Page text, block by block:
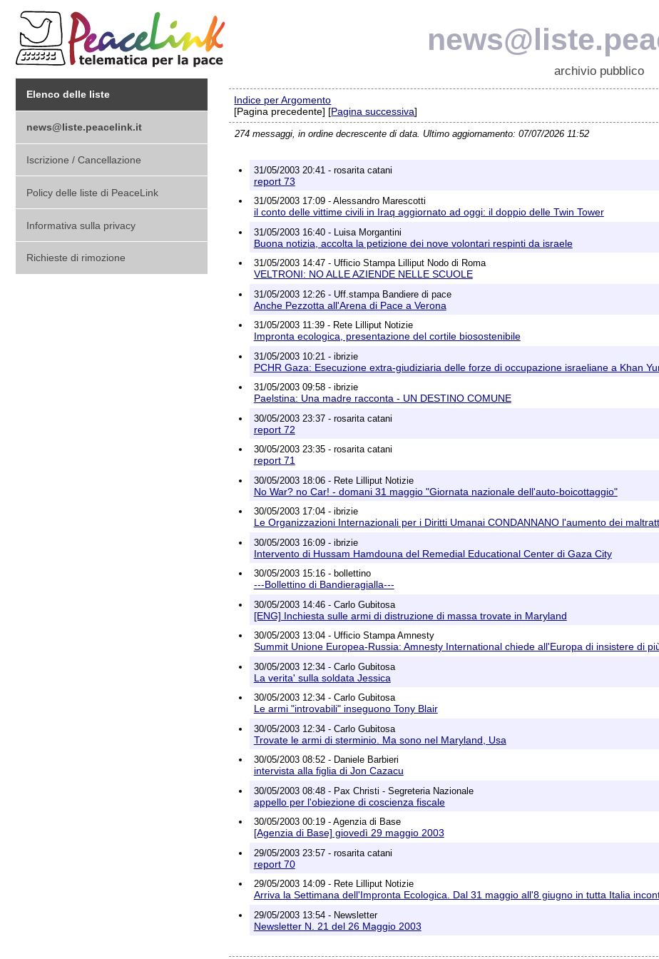
archivio pubblico
Elenco delle liste
news@liste.peacelink.it
Iscrizione / Cancellazione
Policy delle liste di PeaceLink
Informativa sulla privacy
Richieste di rimozione
Indice per Argomento
[Pagina precedente] [Pagina successiva]
274 messaggi, in ordine decrescente di data. Ultimo aggiornamento: 07/07/2026 11:52
31/05/2003 20:41 - rosarita catani
report 73
31/05/2003 17:09 - Alessandro Marescotti
il conto delle vittime civili in Iraq aggiornato ad oggi: il doppio delle Twin Tower
31/05/2003 16:40 - Luisa Morgantini
Buona notizia, accolta la petizione dei nove volontari respinti da israele
31/05/2003 14:47 - Ufficio Stampa Lilliput Nodo di Roma
VELTRONI: NO ALLE AZIENDE NELLE SCUOLE
31/05/2003 12:26 - Uff.stampa Bandiere di pace
Anche Pezzotta all'Arena di Pace a Verona
31/05/2003 11:39 - Rete Lilliput Notizie
Impronta ecologica, presentazione del cortile biosostenibile
31/05/2003 10:21 - ibrizie
PCHR Gaza: Esecuzione extra-giudiziaria delle forze di occupazione israeliane a Khan
31/05/2003 09:58 - ibrizie
Paelstina: Una madre racconta - UN DESTINO COMUNE
30/05/2003 23:37 - rosarita catani
report 72
30/05/2003 23:35 - rosarita catani
report 71
30/05/2003 18:06 - Rete Lilliput Notizie
No War? no Car! - domani 31 maggio "Giornata nazionale dell'auto-boicottaggio"
30/05/2003 17:04 - ibrizie
Le Organizzazioni Internazionali per i Diritti Umanai CONDANNANO l'aumento dei
30/05/2003 16:09 - ibrizie
Intervento di Hussam Hamdouna del Remedial Educational Center di Gaza City
30/05/2003 15:16 - bollettino
---Bollettino di Bandieragialla---
30/05/2003 14:46 - Carlo Gubitosa
[ENG] Inchiesta sulle armi di distruzione di massa trovate in Maryland
30/05/2003 13:04 - Ufficio Stampa Amnesty
Summit Unione Europea-Russia: Amnesty International chiede all'Europa di insistere di
30/05/2003 12:34 - Carlo Gubitosa
La verita' sulla soldata Jessica
30/05/2003 12:34 - Carlo Gubitosa
Le armi "introvabili" inseguono Tony Blair
30/05/2003 12:34 - Carlo Gubitosa
Trovate le armi di sterminio. Ma sono nel Maryland, Usa
30/05/2003 08:52 - Daniele Barbieri
intervista alla figlia di Jon Cazacu
30/05/2003 08:48 - Pax Christi - Segreteria Nazionale
appello per l'obiezione di coscienza fiscale
30/05/2003 00:19 - Agenzia di Base
[Agenzia di Base] giovedì 29 maggio 2003
29/05/2003 23:57 - rosarita catani
report 70
29/05/2003 14:09 - Rete Lilliput Notizie
Arriva la Settimana dell'Impronta Ecologica. Dal 31 maggio all'8 giugno in tutta Italia
29/05/2003 13:54 - Newsletter
Newsletter N. 21 del 26 Maggio 2003